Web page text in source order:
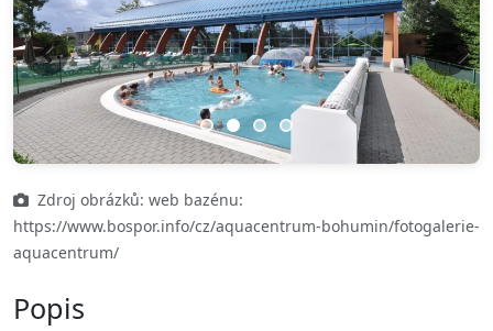
Previous Next
Zdroj obrázků: web bazénu:
https://www.bospor.info/cz/aquacentrum-bohumin/fotogalerie-
aquacentrum/
Popis